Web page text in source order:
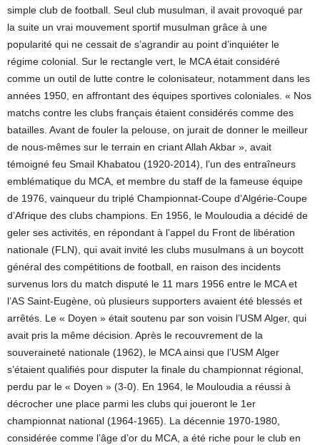
simple club de football. Seul club musulman, il avait provoqué par
la suite un vrai mouvement sportif musulman grâce à une
popularité qui ne cessait de s’agrandir au point d’inquiéter le
régime colonial. Sur le rectangle vert, le MCA était considéré
comme un outil de lutte contre le colonisateur, notamment dans les
années 1950, en affrontant des équipes sportives coloniales. « Nos
matchs contre les clubs français étaient considérés comme des
batailles. Avant de fouler la pelouse, on jurait de donner le meilleur
de nous-mêmes sur le terrain en criant Allah Akbar », avait
témoigné feu Smail Khabatou (1920-2014), l’un des entraîneurs
emblématique du MCA, et membre du staff de la fameuse équipe
de 1976, vainqueur du triplé Championnat-Coupe d’Algérie-Coupe
d’Afrique des clubs champions. En 1956, le Mouloudia a décidé de
geler ses activités, en répondant à l’appel du Front de libération
nationale (FLN), qui avait invité les clubs musulmans à un boycott
général des compétitions de football, en raison des incidents
survenus lors du match disputé le 11 mars 1956 entre le MCA et
l’AS Saint-Eugène, où plusieurs supporters avaient été blessés et
arrêtés. Le « Doyen » était soutenu par son voisin l’USM Alger, qui
avait pris la même décision. Après le recouvrement de la
souveraineté nationale (1962), le MCA ainsi que l’USM Alger
s’étaient qualifiés pour disputer la finale du championnat régional,
perdu par le « Doyen » (3-0). En 1964, le Mouloudia a réussi à
décrocher une place parmi les clubs qui joueront le 1er
championnat national (1964-1965). La décennie 1970-1980,
considérée comme l’âge d’or du MCA, a été riche pour le club en